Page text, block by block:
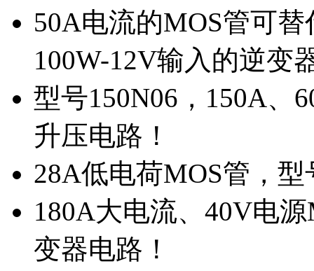
50A电流的MOS管可
100W-12V输入的逆变
型号150N06，150A、
升压电路！
28A低电荷MOS管，
180A大电流、40V电
变器电路！